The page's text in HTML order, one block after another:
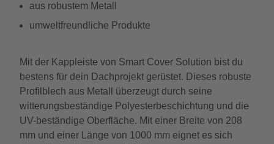
aus robustem Metall
umweltfreundliche Produkte
Mit der Kappleiste von Smart Cover Solution bist du
bestens für dein Dachprojekt gerüstet. Dieses robuste
Profilblech aus Metall überzeugt durch seine
witterungsbeständige Polyesterbeschichtung und die
UV-beständige Oberfläche. Mit einer Breite von 208
mm und einer Länge von 1000 mm eignet es sich